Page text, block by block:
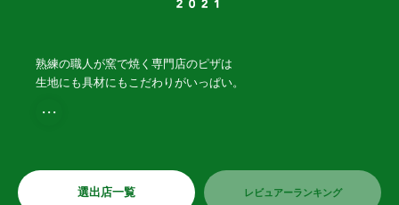
熟練の職人が窯で焼く専門店のピザは
生地にも具材にもこだわりがいっぱい。
・・・
選出店一覧 レビュアーランキング